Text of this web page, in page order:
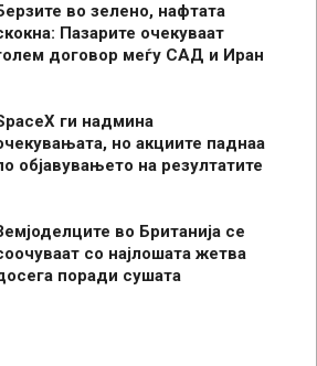
во зелено, нафтата
Пазарите очекуваат
договор меѓу САД и Иран
ги надмина
но акциите паднаа
објавувањето на резултатите
во Британија се
со најлошата жетва
поради сушата